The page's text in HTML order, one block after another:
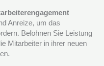
Anreize, um das
Belohnen Sie Leistung
Mitarbeiter in ihrer neuen